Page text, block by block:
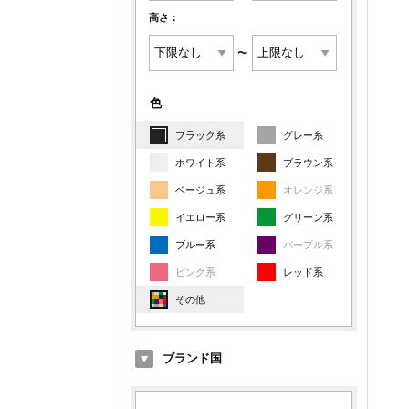
高さ：
〜
色
ブラック系 グレー系
ホワイト系 ブラウン系
ベージュ系 オレンジ系
イエロー系 グリーン系
ブルー系 パープル系
ピンク系 レッド系
その他
ブランド国